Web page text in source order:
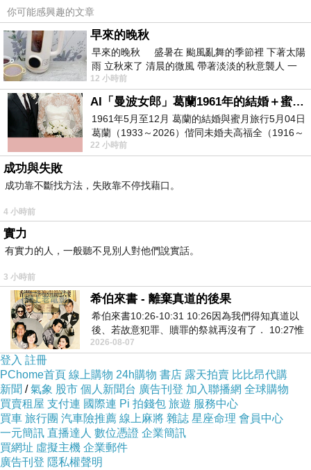
有需要的網友們可以點擊下面按鈕即可獲得最新
的優惠折扣喔！
=>點此取得優惠<=
一周大事
美國一名女子在2011年時曾替一名男子進行陰莖
增大手術，結果卻造成男子隔日死亡。近日這名
女子又再度出庭，原因是她涉嫌賄賂陪審員。
英國《每日郵報》報導，美國這名女子凱希雅
（Kasia Rivera）近日又被指控涉入一起陪審員
你可能感興趣的文章
早來的晚秋
早來的晚秋 盛暑在 颱風亂舞的季節裡 下著太陽
雨 立秋來了 清晨的微風 帶著淡淡的秋意襲人 一
下子 又被赤
12 小時前
AI「曼波女郎」葛蘭1961年的結婚＋蜜月旅行 #戀上老電影 #葛蘭 #粟子
1961年5月至12月 葛蘭的結婚與蜜月旅行5月04日
葛蘭（1933～2026）偕同未婚夫高福全（1916～
2004）乘郵輪赴倫敦6月15日於英國倫敦St.S
22 小時前
成功與失敗
成功靠不斷找方法，失敗靠不停找藉口。
4 小時前
實力
有實力的人，一般聽不見別人對他們說實話。
3 小時前
希伯來書 - 離棄真道的後果
希伯來書10:26-10:31 10:26因為我們得知真道以
後、若故意犯罪、贖罪的祭就再沒有了． 10:27惟
有戰懼等候審判和那燒滅眾敵人的烈火
2026-08-07
登入 註冊
PChome首頁 線上購物 24h購物 書店 露天拍賣 比比昂代購
新聞 /氣象 股市 個人新聞台 廣告刊登 加入聯播網 全球購物
買賣租屋 支付連 國際連 Pi 拍錢包 旅遊 服務中心
買車 旅行團 汽車險推薦 線上麻將 雜誌 星座命理 會員中心
一元簡訊 直播達人 數位憑證 企業簡訊
買網址 虛擬主機 企業郵件
廣告刊登 隱私權聲明